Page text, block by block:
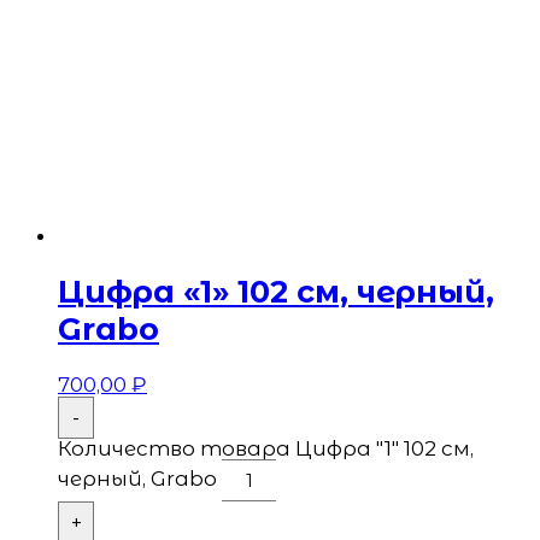
Цифра «1» 102 см, черный,
Grabo
700,00 ₽
-
Количество товара Цифра "1" 102 см,
черный, Grabo
+